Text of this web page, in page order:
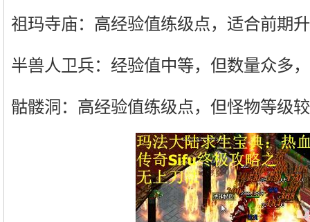
祖玛寺庙：高经验值练级点，适合前期
半兽人卫兵：经验值中等，但数量众多
骷髅洞：高经验值练级点，但怪物等级